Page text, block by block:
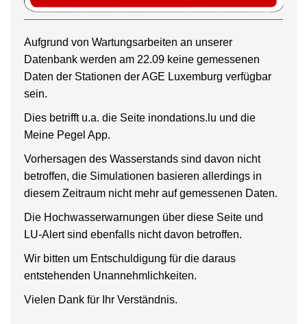
Aufgrund von Wartungsarbeiten an unserer
Datenbank werden am 22.09 keine gemessenen
Daten der Stationen der AGE Luxemburg verfügbar
sein.
Dies betrifft u.a. die Seite inondations.lu und die
Meine Pegel App.
Vorhersagen des Wasserstands sind davon nicht
betroffen, die Simulationen basieren allerdings in
diesem Zeitraum nicht mehr auf gemessenen Daten.
Die Hochwasserwarnungen über diese Seite und
LU-Alert sind ebenfalls nicht davon betroffen.
Wir bitten um Entschuldigung für die daraus
entstehenden Unannehmlichkeiten.
Vielen Dank für Ihr Verständnis.